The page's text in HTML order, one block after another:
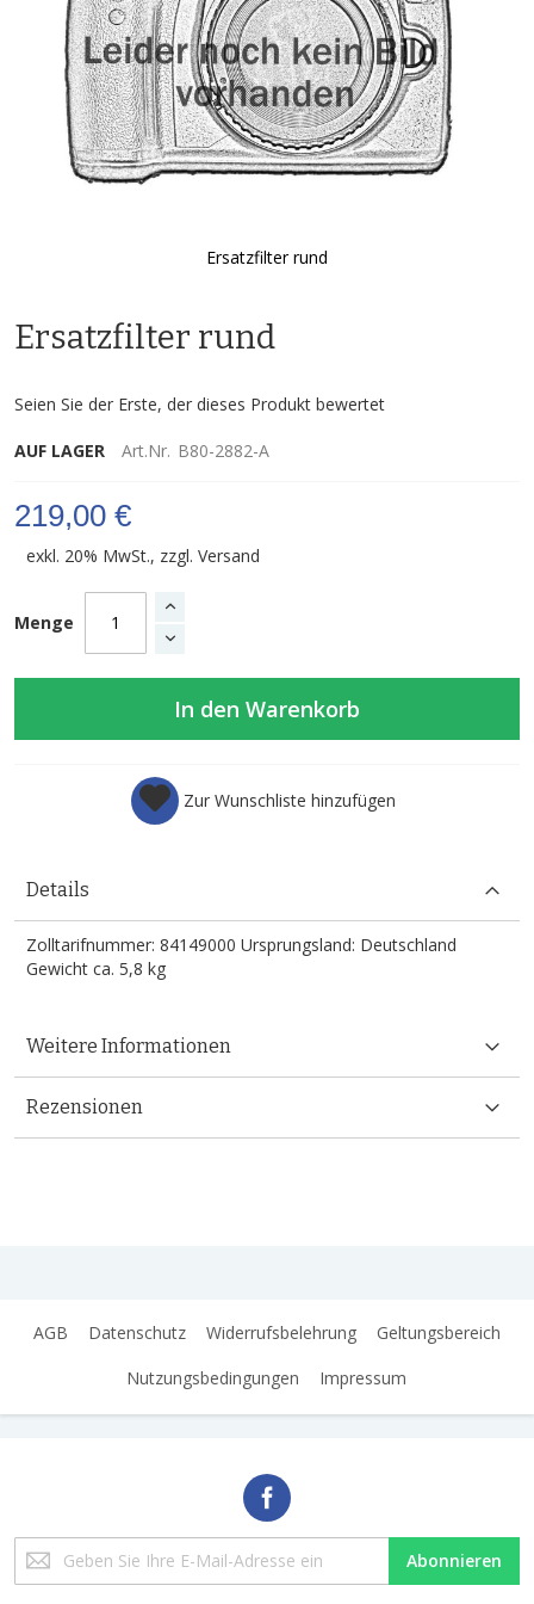
Ersatzfilter rund
der
Ersatzfilter rund
Seien Sie der Erste, der dieses Produkt bewertet
AUF LAGER Art.Nr. B80-2882-A
219,00 €
exkl. 20% MwSt., zzgl. Versand
Menge
In den Warenkorb
Zur Wunschliste hinzufügen
Details
Zolltarifnummer: 84149000 Ursprungsland: Deutschland
Gewicht ca. 5,8 kg
Weitere Informationen
Rezensionen
AGB Datenschutz Widerrufsbelehrung
Geltungsbereich
Nutzungsbedingungen
Impressum
Melden
Sie
Abonnieren